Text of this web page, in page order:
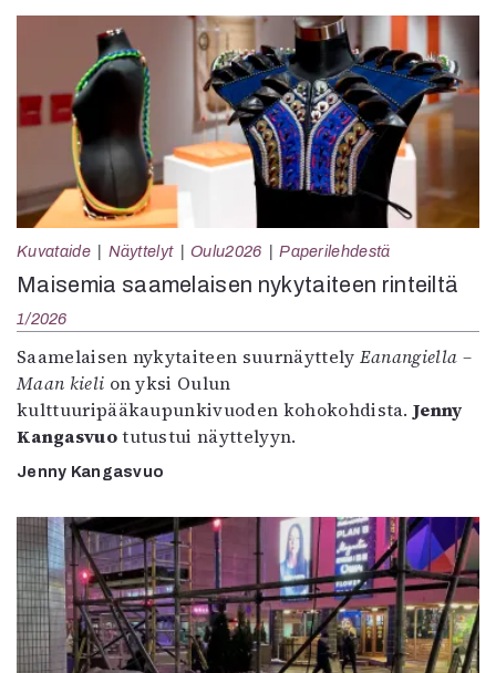
Kuvataide Näyttelyt Oulu2026 Paperilehdestä
Maisemia saamelaisen nykytaiteen rinteiltä
1/2026
Saamelaisen nykytaiteen suurnäyttely Eanangiella –
Maan kieli on yksi Oulun
kulttuuripääkaupunkivuoden kohokohdista.Jenny
Kangasvuotutustui näyttelyyn.
Jenny Kangasvuo